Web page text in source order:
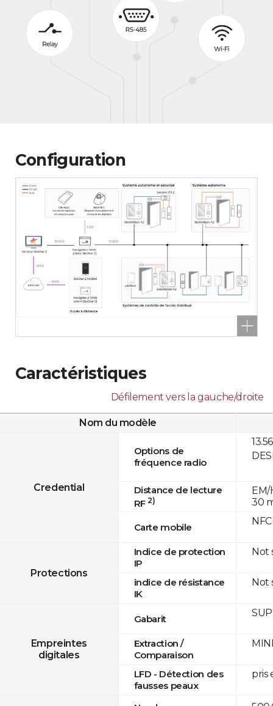
Configuration
Caractéristiques
Défilement vers la gauche/droite
Nom du modèle
Credential
Options de
fréquence radio
Distance de lecture
RF 2)
Carte mobile
Protections
Indice de protection
IP
indice de résistance
IK
Empreintes
digitales
Gabarit
Extraction /
Comparaison
LFD - Détection des
fausses peaux
EM/
30
NFC
Not
Not
pris